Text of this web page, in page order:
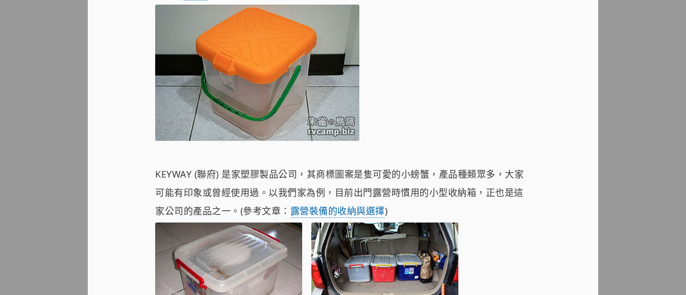
KEYWAY (聯府) 是家塑膠製品公司，其商標圖案是隻可愛的小螃蟹，產品種類眾多，大家
可能有印象或曾經使用過。以我們家為例，目前出門露營時慣用的小型收納箱，正也是這
家公司的產品之一。(參考文章： 露營裝備的收納與選擇)